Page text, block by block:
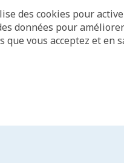
des cookies pour
données pour
que vous acceptez et en